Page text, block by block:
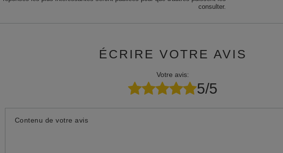
consulter.
ÉCRIRE VOTRE AVIS
Votre avis:
5/5
Contenu de votre avis